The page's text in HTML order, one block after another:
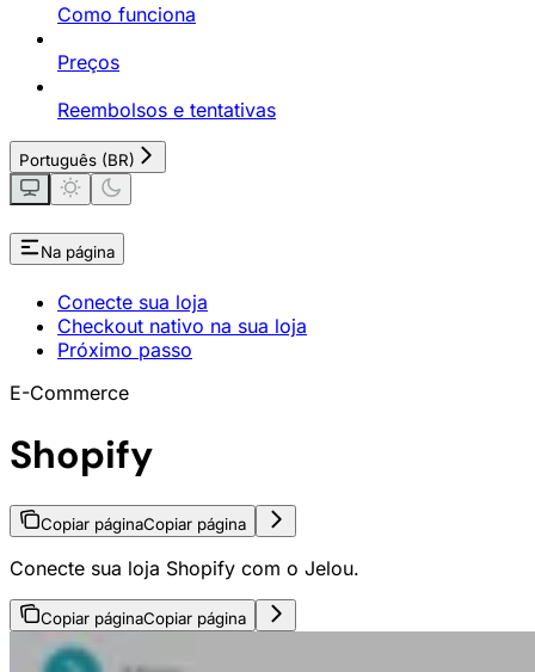
Como funciona
Preços
Reembolsos e tentativas
Português (BR)
Na página
Conecte sua loja
Checkout nativo na sua loja
Próximo passo
E-Commerce
Shopify
Copiar páginaCopiar página
Conecte sua loja Shopify com o Jelou.
Copiar páginaCopiar página